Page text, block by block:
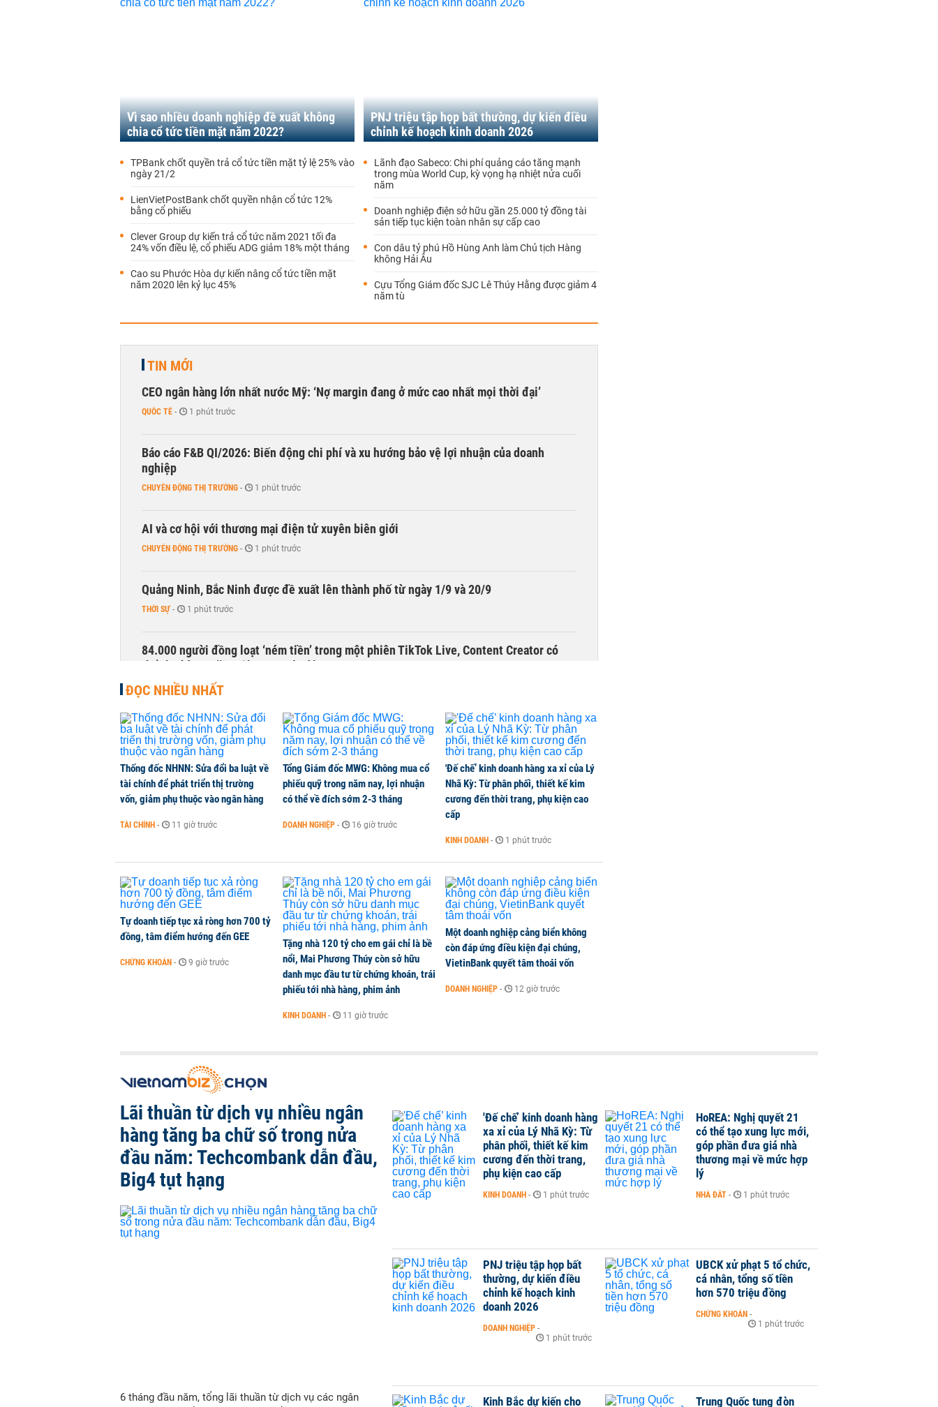
Vì sao nhiều doanh nghiệp đề xuất không
chia cổ tức tiền mặt năm 2022?
TPBank chốt quyền trả cổ tức tiền mặt tỷ lệ 25% vào
ngày 21/2
LienVietPostBank chốt quyền nhận cổ tức 12%
bằng cổ phiếu
Clever Group dự kiến trả cổ tức năm 2021 tối đa
24% vốn điều lệ, cổ phiếu ADG giảm 18% một tháng
Cao su Phước Hòa dự kiến nâng cổ tức tiền mặt
năm 2020 lên kỷ lục 45%
PNJ triệu tập họp bất thường, dự kiến điều
chỉnh kế hoạch kinh doanh 2026
Lãnh đạo Sabeco: Chi phí quảng cáo tăng mạnh
trong mùa World Cup, kỳ vọng hạ nhiệt nửa cuối
năm
Doanh nghiệp điện sở hữu gần 25.000 tỷ đồng tài
sản tiếp tục kiện toàn nhân sự cấp cao
Con dâu tỷ phú Hồ Hùng Anh làm Chủ tịch Hàng
không Hải Âu
Cựu Tổng Giám đốc SJC Lê Thúy Hằng được giảm 4
năm tù
TIN MỚI
CEO ngân hàng lớn nhất nước Mỹ: ‘Nợ margin đang ở mức cao nhất mọi thời đại’
QUỐC TẾ - 1 phút trước
Báo cáo F&B QI/2026: Biến động chi phí và xu hướng bảo vệ lợi nhuận của doanh
nghiệp
CHUYỂN ĐỘNG THỊ TRƯỜNG - 1 phút trước
AI và cơ hội với thương mại điện tử xuyên biên giới
CHUYỂN ĐỘNG THỊ TRƯỜNG - 1 phút trước
Quảng Ninh, Bắc Ninh được đề xuất lên thành phố từ ngày 1/9 và 20/9
THỜI SỰ - 1 phút trước
84.000 người đồng loạt ‘ném tiền’ trong một phiên TikTok Live, Content Creator có
thể thu hàng trăm triệu qua một đêm
KINH DOANH - 1 phút trước
Cổ phiếu Điện Máy Xanh (DMX) tăng trong phiên chào sàn, vốn hóa có lúc vượt
105.000 tỷ đồng
CHỨNG KHOÁN 1 phút trước
Sacombank phát hành ba đợt trái phiếu thu về hơn 3.600 tỷ, lãi suất trả lên tới
10%/năm
Xuất khẩu gạo của Thái Lan dự kiến giảm 15% trong năm 2026
HÀNG HÓA - 1 phút trước
ĐỌC NHIỀU NHẤT
Thống đốc NHNN: Sửa đổi ba luật về
tài chính để phát triển thị trường
vốn, giảm phụ thuộc vào ngân hàng
TÀI CHÍNH - 11 giờ trước
Tổng Giám đốc MWG: Không mua cổ
phiếu quỹ trong năm nay, lợi nhuận
có thể về đích sớm 2-3 tháng
DOANH NGHIỆP - 16 giờ trước
'Đế chế’ kinh doanh hàng xa xỉ của Lý
Nhã Kỳ: Từ phân phối, thiết kế kim
cương đến thời trang, phụ kiện cao
cấp
KINH DOANH - 1 phút trước
Tự doanh tiếp tục xả ròng hơn 700 tỷ
đồng, tâm điểm hướng đến GEE
CHỨNG KHOÁN - 9 giờ trước
Tặng nhà 120 tỷ cho em gái chỉ là bề
nổi, Mai Phương Thúy còn sở hữu
danh mục đầu tư từ chứng khoán, trái
phiếu tới nhà hàng, phim ảnh
KINH DOANH - 11 giờ trước
Một doanh nghiệp cảng biển không
còn đáp ứng điều kiện đại chúng,
VietinBank quyết tâm thoái vốn
DOANH NGHIỆP - 12 giờ trước
Lãi thuần từ dịch vụ nhiều ngân
hàng tăng ba chữ số trong nửa
đầu năm: Techcombank dẫn đầu,
Big4 tụt hạng
6 tháng đầu năm, tổng lãi thuần từ dịch vụ các ngân
'Đế chế’ kinh doanh hàng
xa xỉ của Lý Nhã Kỳ: Từ
phân phối, thiết kế kim
cương đến thời trang,
phụ kiện cao cấp
KINH DOANH - 1 phút trước
HoREA: Nghị quyết 21
có thể tạo xung lực mới,
góp phần đưa giá nhà
thương mại về mức hợp
lý
NHÀ ĐẤT - 1 phút trước
PNJ triệu tập họp bất
thường, dự kiến điều
chỉnh kế hoạch kinh
doanh 2026
DOANH NGHIỆP -
1 phút trước
UBCK xử phạt 5 tổ chức,
cá nhân, tổng số tiền
hơn 570 triệu đồng
CHỨNG KHOÁN -
1 phút trước
Kinh Bắc dự kiến cho Trung Quốc tung đòn